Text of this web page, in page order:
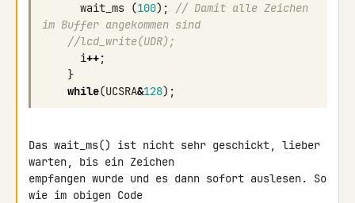
wait_ms (100);
// Damit alle Zeichen
im Buffer angekommen sind
//lcd_write(UDR);
i++;
}
while(UCSRA&128);
Das wait_ms() ist nicht sehr geschickt, lieber
warten, bis ein Zeichen
empfangen wurde und es dann sofort auslesen. So
wie im obigen Code